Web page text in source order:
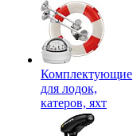
Комплектующие
для лодок,
катеров, яхт